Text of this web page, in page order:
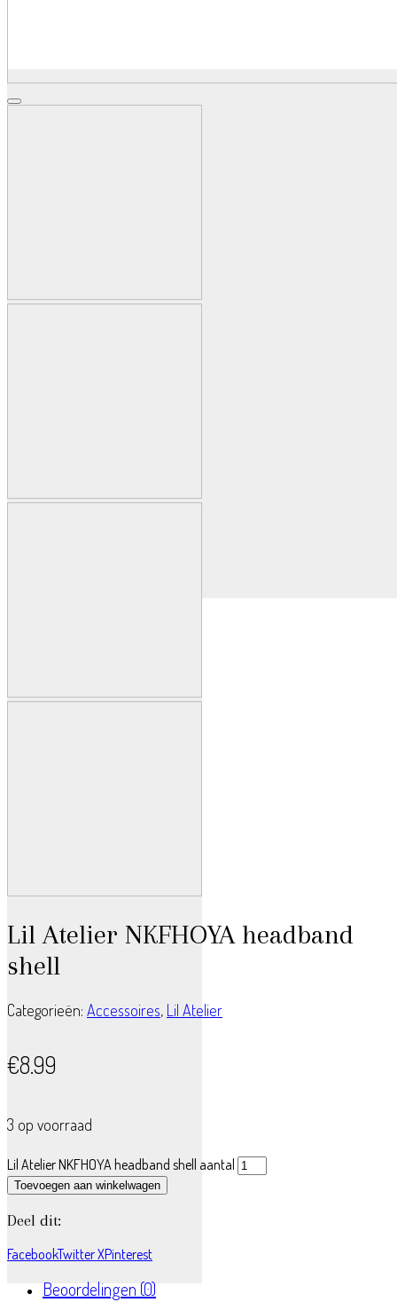
Lil Atelier NKFHOYA headband
shell
Categorieën: Accessoires, Lil Atelier
€8.99
3 op voorraad
Lil Atelier NKFHOYA headband shell aantal
Toevoegen aan winkelwagen
Deel dit:
FacebookTwitter XPinterest
Beoordelingen (0)